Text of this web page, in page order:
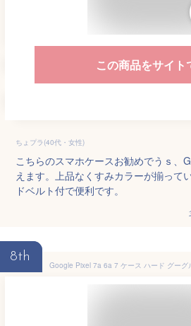
この商品をサイト
ちょプラ(40代・女性)
こちらのスマホケースお勧めでうｓ、
えます。上品なくすみカラーが揃って
ドベルト付で便利です。
8th